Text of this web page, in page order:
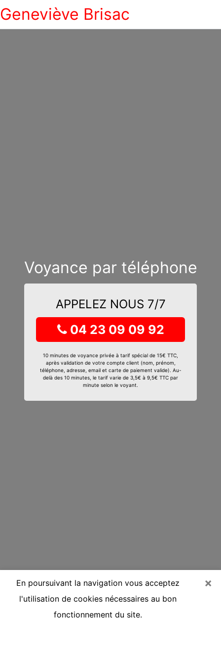
Geneviève Brisac
Voyance par téléphone
APPELEZ NOUS 7/7
04 23 09 09 92
10 minutes de voyance privée à tarif spécial de 15€ TTC,
après validation de votre compte client (nom, prénom,
téléphone, adresse, email et carte de paiement valide). Au-
delà des 10 minutes, le tarif varie de 3,5€ à 9,5€ TTC par
minute selon le voyant.
×
En poursuivant la navigation vous acceptez
l'utilisation de cookies nécessaires au bon
fonctionnement du site.